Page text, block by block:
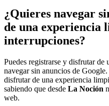
¿Quieres navegar
de una experiencia
interrupciones?
Puedes registrarse y disfrutar de
navegar sin anuncios de Google.
disfrutar de una experiencia
sabiendo que desde La Noción
web.